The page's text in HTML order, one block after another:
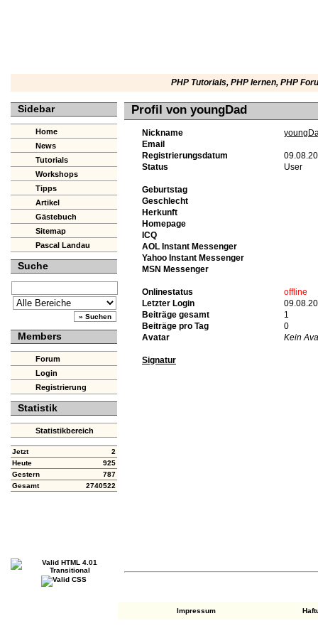
PHP Tutorials, PHP lernen, PHP
Sidebar
Home
News
Tutorials
Workshops
Tipps
Artikel
Gästebuch
Sitemap
Pascal Landau
Suche
Members
Forum
Login
Registrierung
Statistik
Statistikbereich
Jetzt
2
Heute
925
Gestern
787
Gesamt
2740522
Profil von youngDad
Nickname
Email
Registrierungsdatum
Status
User
Geburtstag
Geschlecht
Herkunft
Homepage
ICQ
AOL Instant Messenger
Yahoo Instant Messenger
MSN Messenger
Onlinestatus
offline
Letzter Login
Beiträge gesamt
1
Beiträge pro Tag
0
Avatar
Kein
Signatur
Impressum